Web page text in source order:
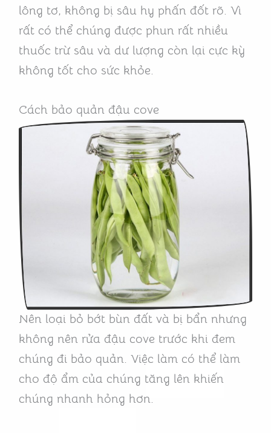
lông tơ, không bị sâu hy phấn đốt rõ. Vì
rất có thể chúng được phun rất nhiều
thuốc trừ sâu và dư lượng còn lại cực kỳ
không tốt cho sức khỏe.
Cách bảo quản đậu cove
Nên loại bỏ bớt bùn đất và bị bẩn nhưng
không nên rửa đậu cove trước khi đem
chúng đi bảo quản. Việc làm có thể làm
cho độ ẩm của chúng tăng lên khiến
chúng nhanh hỏng hơn.